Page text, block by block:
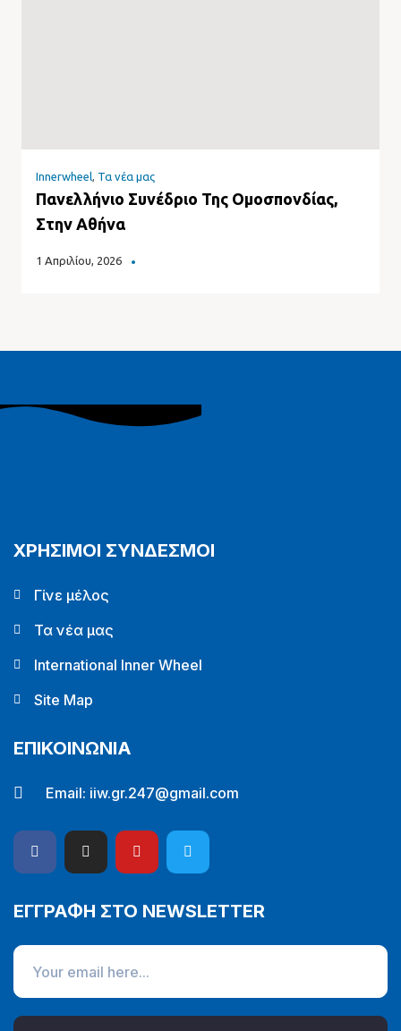
Innerwheel, Τα νέα μας
Πανελλήνιο Συνέδριο Της Ομοσπονδίας,
Στην Αθήνα
1 Απριλίου, 2026
ΧΡΗΣΙΜΟΙ ΣΥΝΔΕΣΜΟΙ
Γίνε μέλος
Τα νέα μας
International Inner Wheel
Site Map
ΕΠΙΚΟΙΝΩΝΙΑ
Email: iiw.gr.247@gmail.com
ΕΓΓΡΑΦΗ ΣΤΟ NEWSLETTER